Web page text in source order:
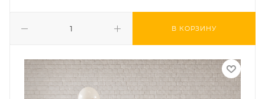
В КОРЗИНУ